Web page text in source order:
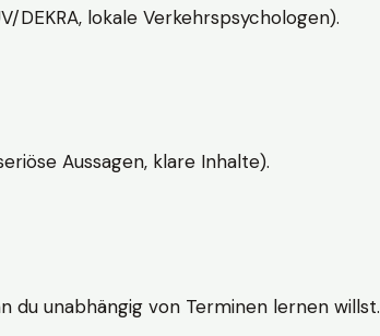
DEKRA, lokale Verkehrspsychologen).
Aussagen, klare Inhalte).
du unabhängig von Terminen lernen willst.